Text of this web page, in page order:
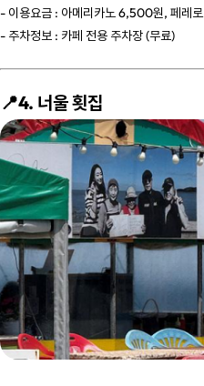
- 이용요금 : 아메리카노 6,500원, 페레
- 주차정보 : 카페 전용 주차장 (무료)
📍4. 너울 횟집